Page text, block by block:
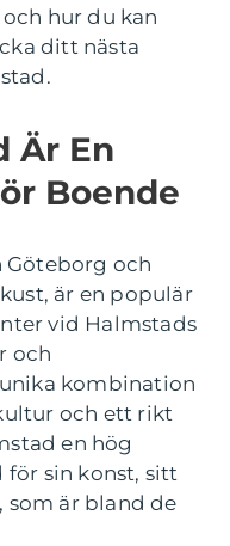
hur du kan
ditt nästa
Är En
Boende
Göteborg och
är en populär
vid Halmstads
och
kombination
och ett rikt
en hög
för sin konst, sitt
som är bland de